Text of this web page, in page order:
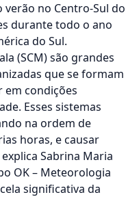
no Centro-Sul do
durante todo o ano
do Sul.
(SCM) são grandes
que se formam
em condições
Esses sistemas
na ordem de
horas, e causar
Sabrina Maria
OK – Meteorologia
significativa da